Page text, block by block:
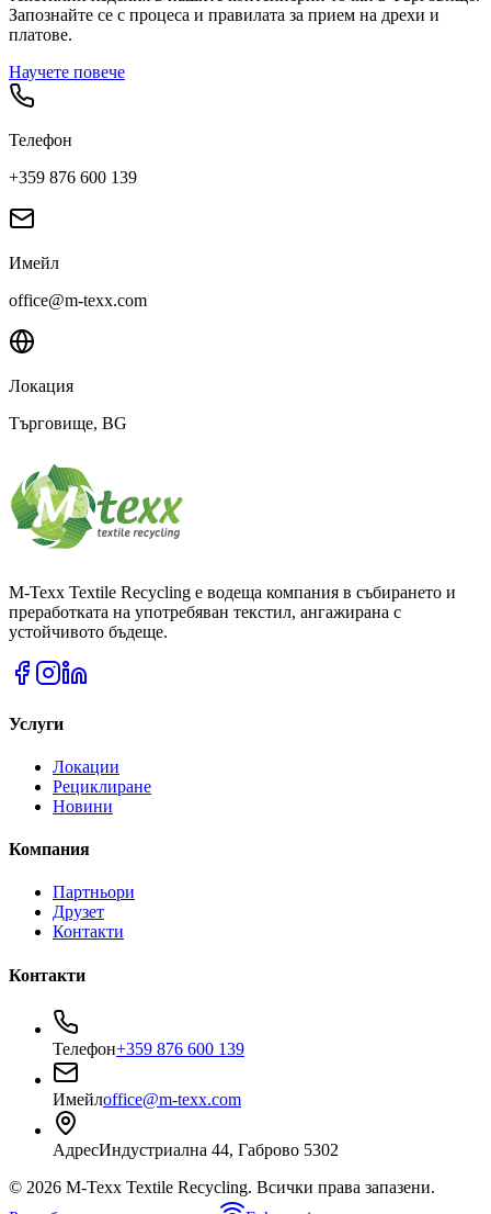
Запознайте се с процеса и правилата за прием на дрехи и
платове.
Научете повече
Телефон
+359 876 600 139
Имейл
office@m-texx.com
Локация
Търговище, BG
M-Texx Textile Recycling е водеща компания в събирането и
преработката на употребяван текстил, ангажирана с
устойчивото бъдеще.
Услуги
Локации
Рециклиране
Новини
Компания
Партньори
Друзет
Контакти
Контакти
Телефон+359 876 600 139
Имейлoffice@m-texx.com
АдресИндустриална 44, Габрово 5302
© 2026 M-Texx Textile Recycling. Всички права запазени.